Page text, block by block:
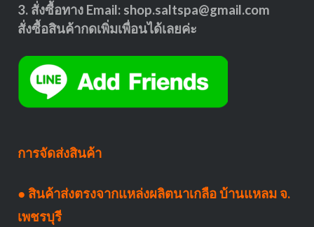
3. สั่งซื้อทาง Email: shop.saltspa@gmail.com
สั่งซื้อสินค้ากดเพิ่มเพื่อนได้เลยค่ะ
การจัดส่งสินค้า
● สินค้าส่งตรงจากแหล่งผลิตนาเกลือ บ้านแหลม จ.
เพชรบุรี